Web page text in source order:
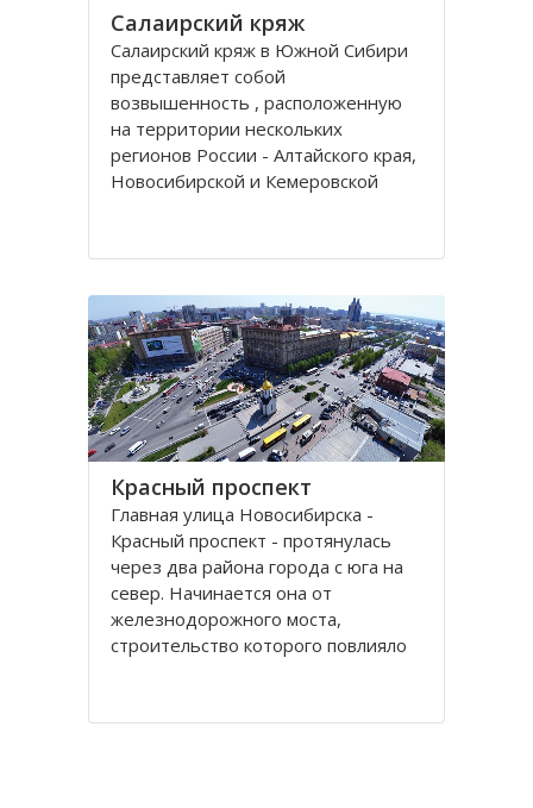
Салаирский кряж
Салаирский кряж в Южной Сибири
представляет собой
возвышенность , расположенную
на территории нескольких
регионов России - Алтайского края,
Новосибирской и Кемеровской
Кряж берет свое начало у гор Алтая
районе рек Томь-Чумыш и Уксунай,
дугой тянется
Красный проспект
Главная улица Новосибирска -
Красный проспект - протянулась
через два района города с юга на
север. Начинается она от
железнодорожного моста,
строительство которого повлияло
августе 1920 года, тогда